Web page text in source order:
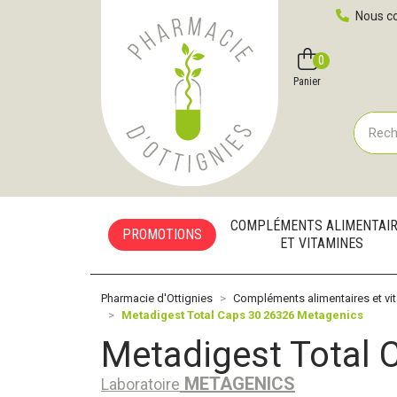
Pharmacie d'Ottignies Votre pharmacie en ligne àNous
Favoris Panier
0
PROMOTIONS
COMPLÉMENTS
ET VITAMINES
Pharmacie d'Ottignies
Compléments alimentaires et
Metadigest Total Caps 30 26326 Metagenics
Metadigest Total
Laboratoire METAGENICS